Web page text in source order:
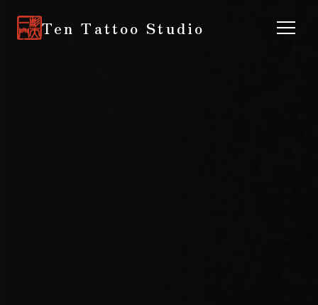
Ten Tattoo Studio